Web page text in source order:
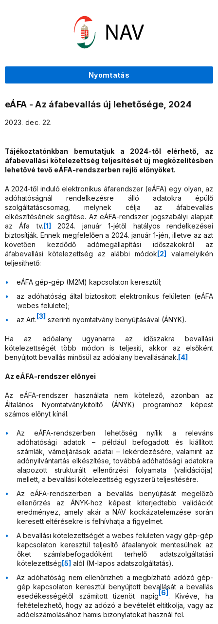
Nyomtatás
eÁFA - Az áfabevallás új lehetősége, 2024
2023. dec. 22.
Tájékoztatónkban bemutatjuk a 2024-től elérhető, az
áfabevallási kötelezettség teljesítését új megközelítésben
lehetővé tevő eÁFA-rendszerben rejlő előnyöket.
A 2024-től induló elektronikus áfarendszer (eÁFA) egy olyan, az
adóhatóságnál rendelkezésre álló adatokra épülő
szolgáltatáscsomag, melynek célja az áfabevallás
elkészítésének segítése. Az eÁFA-rendszer jogszabályi alapjait
az Áfa tv. [1]
2024. január 1-jétől hatályos rendelkezései
biztosítják. Ennek megfelelően a 2024. január 1-jén, illetve az azt
követően kezdődő adómegállapítási időszakokról az
áfabevallási kötelezettség az alábbi módok [2]
valamelyikén
teljesíthető:
eÁFA gép-gép (M2M) kapcsolaton keresztül;
az adóhatóság által biztosított elektronikus felületen (eÁFA
webes felülete);
az Art. [3] szerinti nyomtatvány benyújtásával (ÁNYK).
Ha az adóalany ugyanarra az időszakra bevallási
kötelezettségét több módon is teljesíti, akkor az elsőként
benyújtott bevallás minősül az adóalany bevallásának. [4]
Az eÁFA-rendszer előnyei
Az eÁFA-rendszer használata nem kötelező, azonban az
Általános Nyomtatványkitöltő (ÁNYK) programhoz képest
számos előnyt kínál.
Az eÁFA-rendszerben lehetőség nyílik a releváns
adóhatósági adatok – például befogadott és kiállított
számlák, vámeljárások adatai – lekérdezésére, valamint az
adónyilvántartás elkészítése, továbbá adóhatósági adatokra
alapozott strukturált ellenőrzési folyamata (validációja)
mellett, a bevallási kötelezettség egyszerű teljesítésére.
Az eÁFA-rendszerben a bevallás benyújtását megelőző
ellenőrzés az ÁNYK-hoz képest kiterjedtebb validációt
eredményez, amely akár a NAV kockázatelemzése során
keresett eltérésekre is felhívhatja a figyelmet.
A bevallási kötelezettségét a webes felületen vagy gép-gép
kapcsolaton keresztül teljesítő áfaalanyok mentesülnek az
őket számlabefogadóként terhelő adatszolgáltatási
kötelezettség [5] alól (M-lapos adatszolgáltatás).
Az adóhatóság nem ellenőrizheti a megbízható adózó gép-
gép kapcsolaton keresztül benyújtott bevallását a bevallás
esedékességétől számított tizenöt napig [6] . Kivéve, ha
feltételezhető, hogy az adózó a bevételét eltitkolja, vagy az
adóelszámolásához hamis bizonylatokat használ fel.